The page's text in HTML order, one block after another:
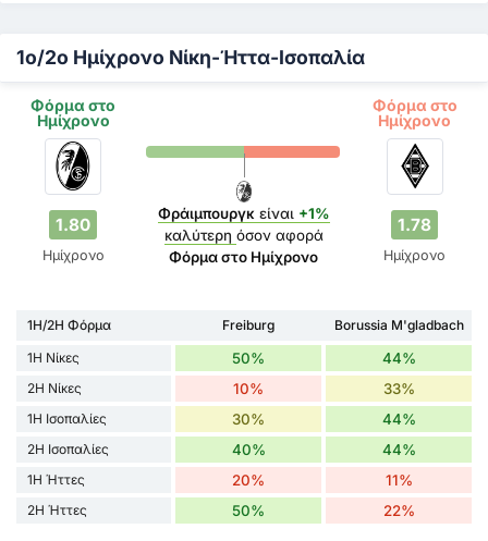
1ο/2ο Ημίχρονο Νίκη-Ήττα-Ισοπαλία
Φόρμα στο
Ημίχρονο
Φόρμα στο
Ημίχρονο
1.80
Ημίχρονο
Φράιμπουργκ είναι +1%
καλύτερη όσον αφορά
Φόρμα στο Ημίχρονο
1.78
Ημίχρονο
1H/2H Φόρμα Freiburg
Borussia M'gladbach
1H Νίκες
50% 44%
2H Νίκες 10% 33%
1H Ισοπαλίες 30% 44%
2H Ισοπαλίες 40% 44%
1H Ήττες 20% 11%
2H Ήττες 50% 22%